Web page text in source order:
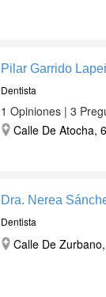
Pilar Garrido
Dentista
1 Opiniones | 3
Calle De Atocha,
Dra. Nerea
Dentista
Calle De